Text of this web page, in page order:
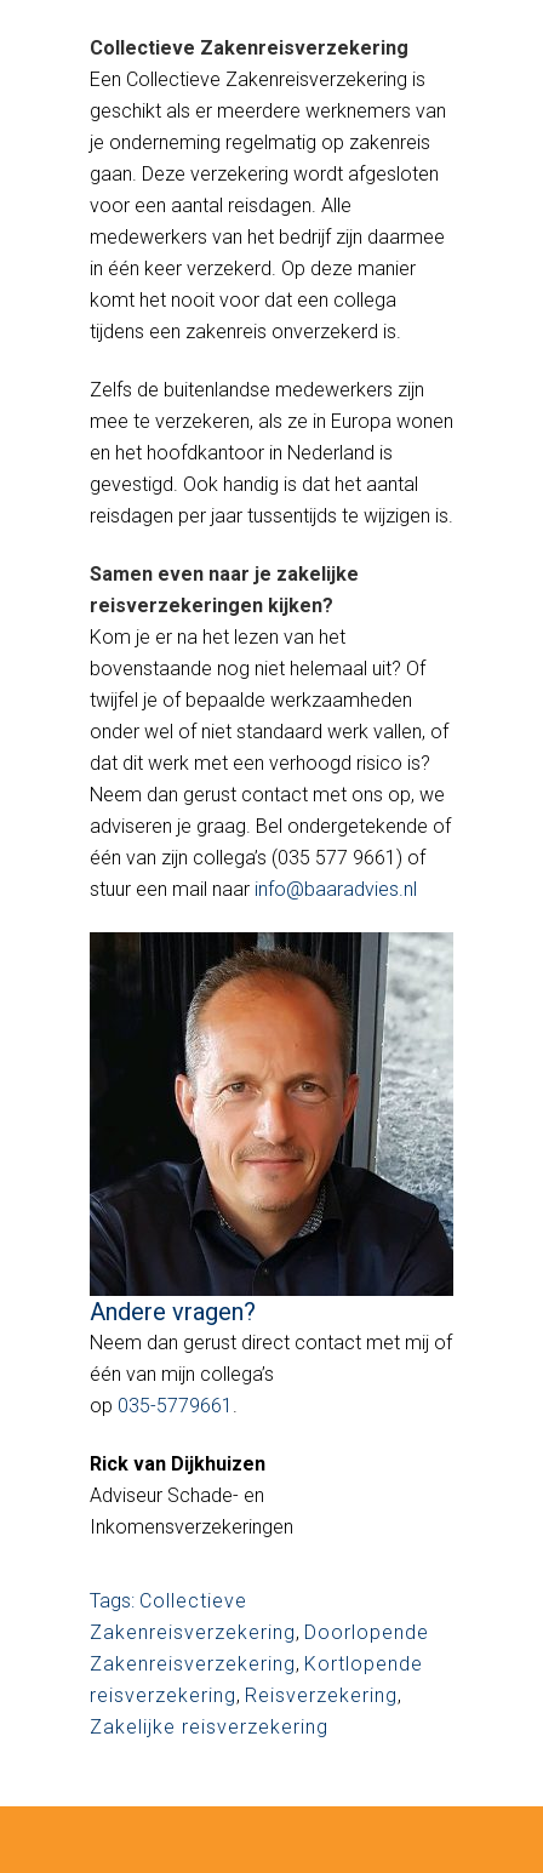
Collectieve Zakenreisverzekering
Een Collectieve Zakenreisverzekering is
geschikt als er meerdere werknemers van
je onderneming regelmatig op zakenreis
gaan. Deze verzekering wordt afgesloten
voor een aantal reisdagen. Alle
medewerkers van het bedrijf zijn daarmee
in één keer verzekerd. Op deze manier
komt het nooit voor dat een collega
tijdens een zakenreis onverzekerd is.
Zelfs de buitenlandse medewerkers zijn
mee te verzekeren, als ze in Europa wonen
en het hoofdkantoor in Nederland is
gevestigd. Ook handig is dat het aantal
reisdagen per jaar tussentijds te wijzigen is.
Samen even naar je zakelijke
reisverzekeringen kijken?
Kom je er na het lezen van het
bovenstaande nog niet helemaal uit? Of
twijfel je of bepaalde werkzaamheden
onder wel of niet standaard werk vallen, of
dat dit werk met een verhoogd risico is?
Neem dan gerust contact met ons op, we
adviseren je graag. Bel ondergetekende of
één van zijn collega’s (035 577 9661) of
stuur een mail naar info@baaradvies.nl
Andere vragen?
Neem dan gerust direct contact met mij of
één van mijn collega’s
op 035-5779661 .
Rick van Dijkhuizen
Adviseur Schade- en
Inkomensverzekeringen
Tags: Collectieve
Zakenreisverzekering, Doorlopende
Zakenreisverzekering, Kortlopende
reisverzekering, Reisverzekering,
Zakelijke reisverzekering